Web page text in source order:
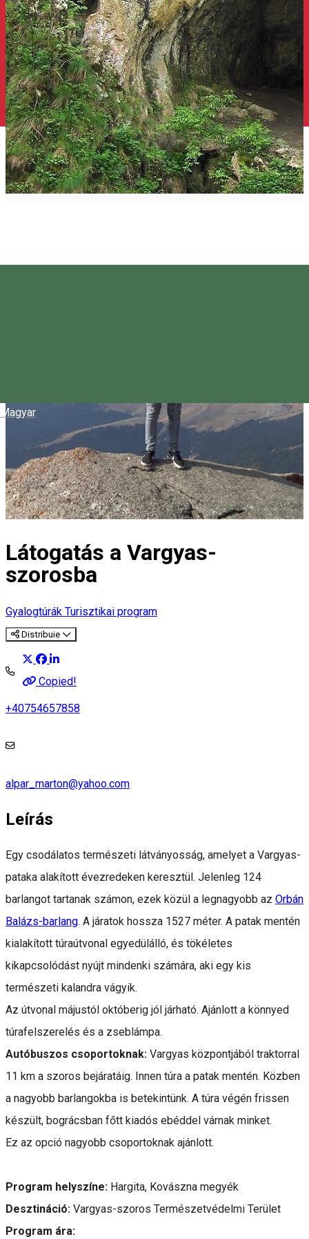
Magyar
Látogatás a Vargyas-
szorosba
Gyalogtúrák Turisztikai program
Distribuie
Copied!
+40754657858
alpar_marton@yahoo.com
Leírás
Egy csodálatos természeti látványosság, amelyet a Vargyas-
pataka alakított évezredeken keresztül. Jelenleg 124
barlangot tartanak számon, ezek közül a legnagyobb az Orbán
Balázs-barlang. A járatok hossza 1527 méter. A patak mentén
kialakított túraútvonal egyedülálló, és tökéletes
kikapcsolódást nyújt mindenki számára, aki egy kis
természeti kalandra vágyik.
Az útvonal májustól októberig jól járható. Ajánlott a könnyed
túrafelszerelés és a zseblámpa.
Autóbuszos csoportoknak: Vargyas központjából traktorral
11 km a szoros bejáratáig. Innen túra a patak mentén. Közben
a nagyobb barlangokba is betekintünk. A túra végén frissen
készült, bográcsban főtt kiadós ebéddel várnak minket.
Ez az opció nagyobb csoportoknak ajánlott.
Program helyszíne: Hargita, Kovászna megyék
Desztináció: Vargyas-szoros Természetvédelmi Terület
Program ára: